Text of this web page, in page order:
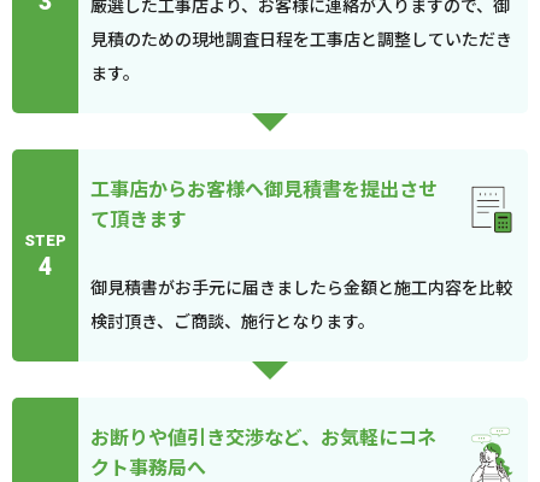
厳選した工事店より、お客様に連絡が入りますので、御
見積のための現地調査日程を工事店と調整していただき
ます。
STEP
4
工事店からお客様へ御見積書を提出させ
て頂きます
御見積書がお手元に届きましたら金額と施工内容を比較
検討頂き、ご商談、施行となります。
お断りや値引き交渉など、お気軽にコネ
クト事務局へ